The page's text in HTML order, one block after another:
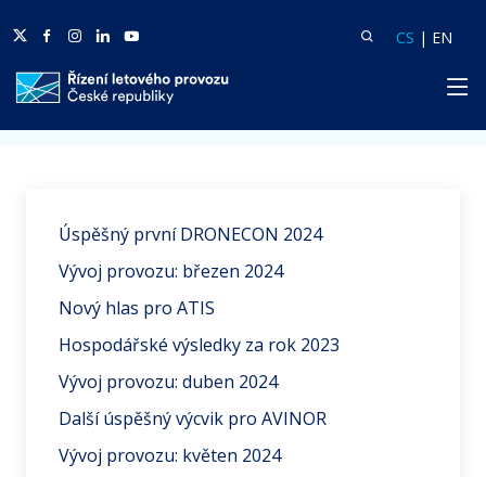
TwitterFacebook
Facebook
Linkedin Vyhledat
CS | EN
Úspěšný první DRONECON 2024
Vývoj provozu: březen 2024
Nový hlas pro ATIS
Hospodářské výsledky za rok 2023
Vývoj provozu: duben 2024
Další úspěšný výcvik pro AVINOR
Vývoj provozu: květen 2024